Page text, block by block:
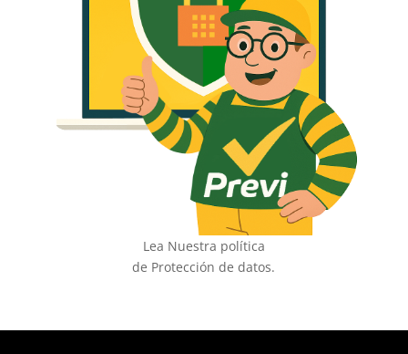
Lea Nuestra política
de Protección de datos.